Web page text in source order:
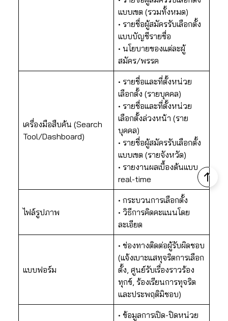
แบบเขต (รวมทั้งหมด)
• รายชื่อผู้สมัครรับเลือกตั้ง
แบบบัญชีรายชื่อ
• นโยบายของแต่ละผู้
สมัคร/พรรค
เครื่องมือสืบค้น (Search
Tool/Dashboard)
• รายชื่อและที่ตั้งหน่วย
เลือกตั้ง (รายบุคคล)
• รายชื่อและที่ตั้งหน่วย
เลือกตั้งล่วงหน้า (ราย
บุคคล)
• รายชื่อผู้สมัครรับเลือกตั้ง
แบบเขต (รายจังหวัด)
• รายงานผลเบื้องต้นแบบ
real-time
ไฟล์รูปภาพ
• กระบวนการเลือกตั้ง
• วิธีการคิดคะแนนโดย
ละเอียด
แบบฟอร์ม
• ช่องทางติดต่อผู้รับผิดชอบ
(แจ้งเบาะแสทุจริตการเลือก
ตั้ง, ศูนย์รับเรื่องราวร้อง
ทุกข์, ร้องเรียนการทุจริต
และประพฤติมิชอบ)
• ข้อมูลการเปิด-ปิดหน่วย